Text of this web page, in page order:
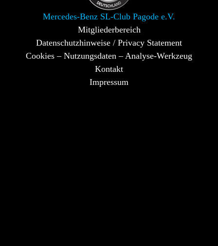
Mercedes-Benz SL-Club Pagode e.V.
Mitgliederbereich
Datenschutzhinweise / Privacy Statement
Cookies – Nutzungsdaten – Analyse-Werkzeug
Kontakt
Impressum